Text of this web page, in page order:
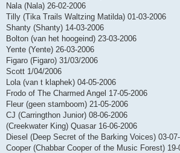
Nala (Nala) 26-02-2006
Tilly (Tika Trails Waltzing Matilda) 01-03-2006
Shanty (Shanty) 14-03-2006
Bolton (van het hoogeind) 23-03-2006
Yente (Yente) 26-03-2006
Figaro (Figaro) 31/03/2006
Scott 1/04/2006
Lola (van t klaphek) 04-05-2006
Frodo of The Charmed Angel 17-05-2006
Fleur (geen stamboom) 21-05-2006
CJ (Carringthon Junior) 08-06-2006
(Creekwater King) Quasar 16-06-2006
Diesel (Deep Secret of the Barking Voices) 03-
Cooper (Chabbar Cooper of the Music Forest) 19-